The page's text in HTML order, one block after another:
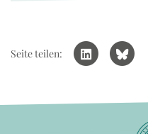
Seite teilen: